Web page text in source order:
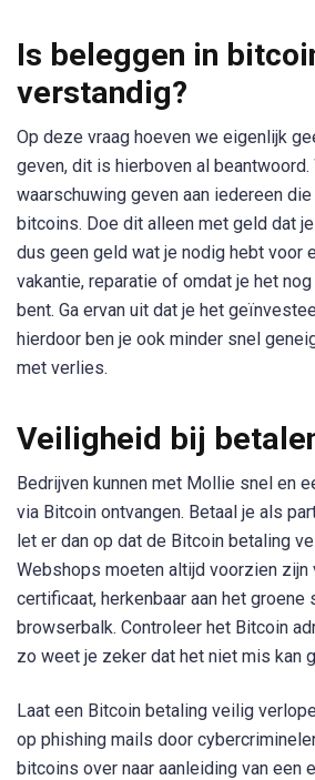
Is beleggen in
verstandig?
Op deze vraag hoeven we eigenlijk
geven, dit is hierboven al beantwoord.
waarschuwing geven aan iedereen
bitcoins. Doe dit alleen met geld dat
dus geen geld wat je nodig hebt voor
vakantie, reparatie of omdat je het
bent. Ga ervan uit dat je het
hierdoor ben je ook minder snel
met verlies.
Veiligheid bij
Bedrijven kunnen met Mollie snel en
via Bitcoin ontvangen. Betaal je als
let er dan op dat de Bitcoin betaling
Webshops moeten altijd voorzien zijn
certificaat, herkenbaar aan het groene
browserbalk. Controleer het Bitcoin
zo weet je zeker dat het niet mis kan
Laat een Bitcoin betaling veilig
op phishing mails door
bitcoins over naar aanleiding van een